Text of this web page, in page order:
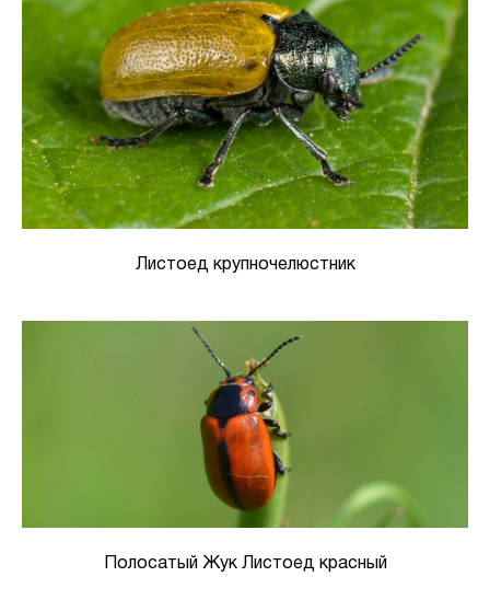
Листоед крупночелюстник
Полосатый Жук Листоед красный